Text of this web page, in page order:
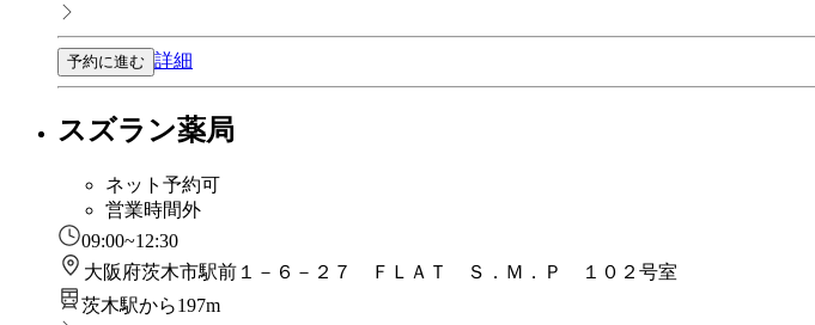
予約に進む 詳細
スズラン薬局
ネット予約可
営業時間外
09:00~12:30
大阪府茨木市駅前１－６－２７ ＦＬＡＴ Ｓ．Ｍ．Ｐ １０２号室
茨木駅から197m